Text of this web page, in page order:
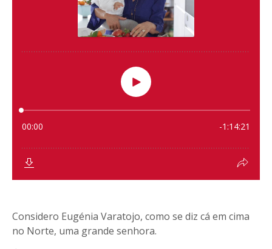
Considero Eugénia Varatojo, como se diz cá em cima
no Norte, uma grande senhora.